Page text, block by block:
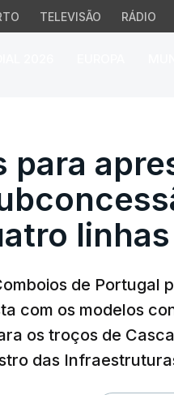
TELEVISÃO RÁDIO
para
linhas
de Portugal
com os modelos
os troços de
das